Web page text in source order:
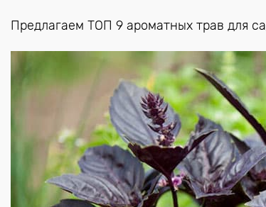
Предлагаем ТОП 9 ароматных трав для